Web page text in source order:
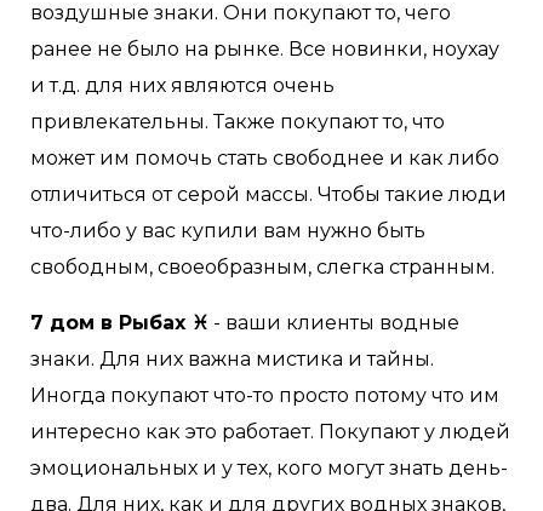
воздушные знаки. Они покупают то, чего
ранее не было на рынке. Все новинки, ноухау
и т.д. для них являются очень
привлекательны. Также покупают то, что
может им помочь стать свободнее и как либо
отличиться от серой массы. Чтобы такие люди
что-либо у вас купили вам нужно быть
свободным, своеобразным, слегка странным.
7 дом в Рыбах ♓ - ваши клиенты водные
знаки. Для них важна мистика и тайны.
Иногда покупают что-то просто потому что им
интересно как это работает. Покупают у людей
эмоциональных и у тех, кого могут знать день-
два. Для них, как и для других водных знаков,